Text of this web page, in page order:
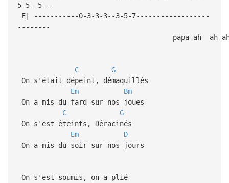
5-5--5---
E| -----------0-3-3-3--3-5-7------------------
--------
papa ah ah ah
C
G
On s'était dépeint, démaquillés
Em
Bm
On a mis du fard sur nos joues
C
G
On s'est éteints, Déracinés
Em
D
On a mis du soir sur nos jours
On s'est soumis, on a plié